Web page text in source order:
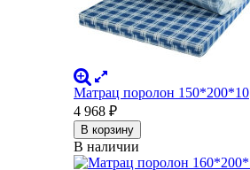
Матрац поролон 150*200*10
4 968 ₽
В корзину
В наличии